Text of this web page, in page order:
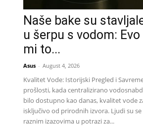
Naše bake su
u šerpu s vodom:
mi to...
Asus - August 4, 2026
Kvalitet Vode: Istorijski Pregled i
prošlosti, kada centralizirano
bilo dostupno kao danas, kvalitet vode
isključivo od prirodnih izvora. Ljudi su se
raznim izazovima u potrazi za...